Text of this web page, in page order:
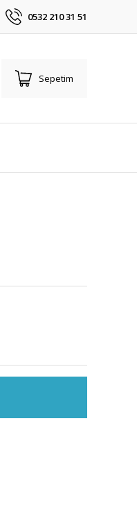
0532 210 31 51
Sepetim